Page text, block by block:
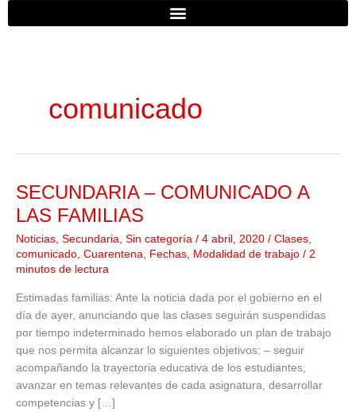
o
k
e
m
comunicado
SECUNDARIA – COMUNICADO A
LAS FAMILIAS
Noticias Secundaria Sin categoría / 4 abril, 2020 / Clases
comunicado Cuarentena Fechas Modalidad de trabajo / 2
minutos de lectura
Estimadas familias: Ante la noticia dada por el gobierno en el
día de ayer, anunciando que las clases seguirán suspendidas
por tiempo indeterminado hemos elaborado un plan de trabajo
que nos permita alcanzar lo siguientes objetivos: – seguir
acompañando la trayectoria educativa de los estudiantes,
avanzar en temas relevantes de cada asignatura, desarrollar
competencias y […]
SECUNDARIA
–
COMUNICADO
A
LAS
FAMILIAS